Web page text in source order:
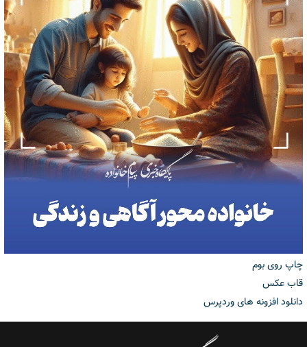
چاپ روی بوم
قاب عکس
دانلود افزونه های وردپرس